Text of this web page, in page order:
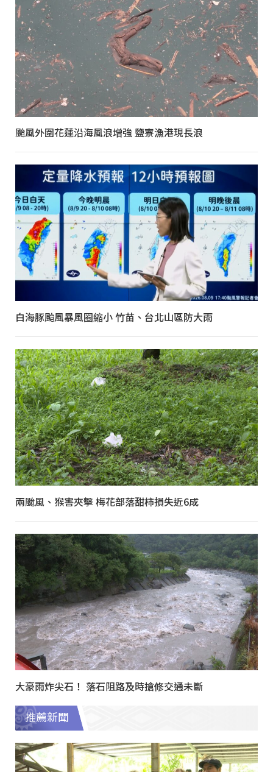
颱風外圍花蓮沿海風浪增強 鹽寮漁港現長浪
白海豚颱風暴風圈縮小 竹苗、台北山區防大雨
兩颱風、猴害夾擊 梅花部落甜柿損失近6成
大豪雨炸尖石！ 落石阻路及時搶修交通未斷
推薦新聞